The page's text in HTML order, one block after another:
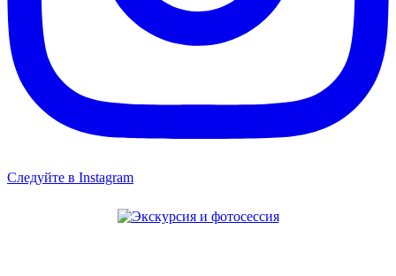
Следуйте в Instagram